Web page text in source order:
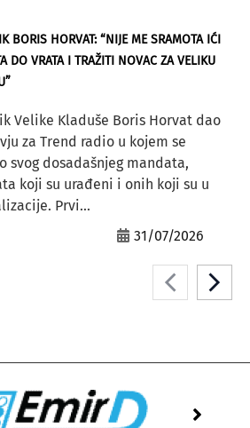
BORIS HORVAT: “NIJE ME SRAMOTA IĆI
DO VRATA I TRAŽITI NOVAC ZA VELIKU
Velike Kladuše Boris Horvat dao
za Trend radio u kojem se
svog dosadašnjeg mandata,
koji su urađeni i onih koji su u
Prvi...
31/07/2026